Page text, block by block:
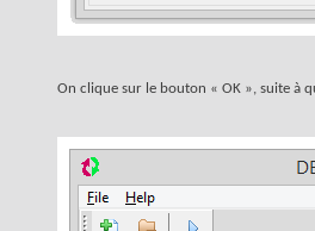
On clique sur le bouton « OK », suite à